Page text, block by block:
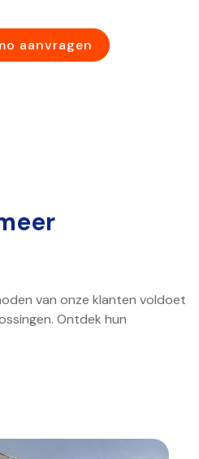
aanvragen
van onze klanten voldoet
Ontdek hun